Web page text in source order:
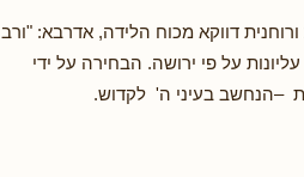
דווקא מכוח הלידה, אדרבא: "ורב
על פי ירושה. הבחירה על ידי
–הנחשב בעיני ה' לקדוש.